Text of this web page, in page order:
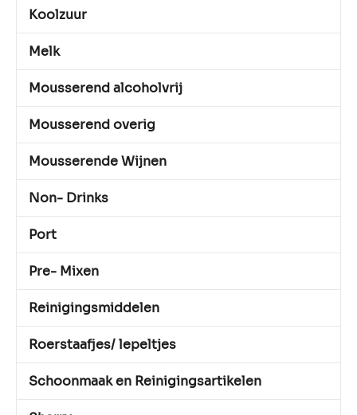
Koolzuur
Melk
Mousserend alcoholvrij
Mousserend overig
Mousserende Wijnen
Non- Drinks
Port
Pre- Mixen
Reinigingsmiddelen
Roerstaafjes/ lepeltjes
Schoonmaak en Reinigingsartikelen